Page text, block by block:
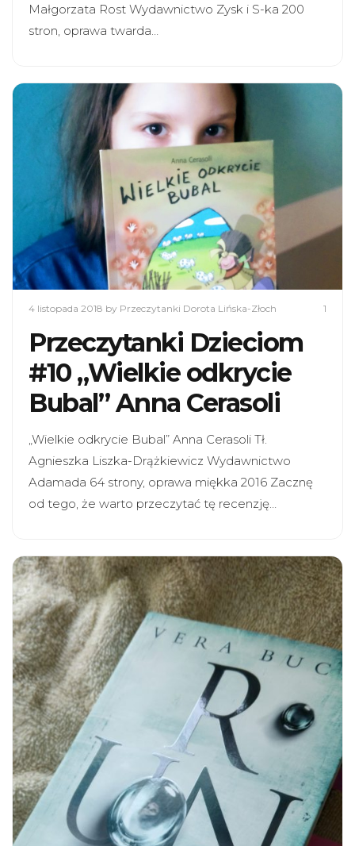
Małgorzata Rost Wydawnictwo Zysk i S-ka 200
stron, oprawa twarda…
4 listopada 2018 by Przeczytanki Dorota Lińska-Złoch 1
Przeczytanki Dzieciom
#10 „Wielkie odkrycie
Bubal” Anna Cerasoli
„Wielkie odkrycie Bubal” Anna Cerasoli Tł.
Agnieszka Liszka-Drążkiewicz Wydawnictwo
Adamada 64 strony, oprawa miękka 2016 Zacznę
od tego, że warto przeczytać tę recenzję…